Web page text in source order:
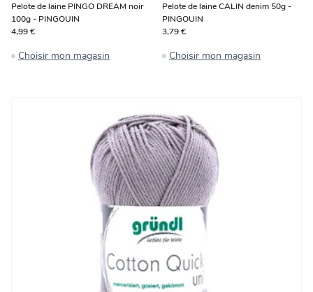
Pelote de laine PINGO DREAM noir
100g - PINGOUIN
4,99 €
Choisir mon magasin
Pelote de laine CALIN denim 50g -
PINGOUIN
3,79 €
Choisir mon magasin